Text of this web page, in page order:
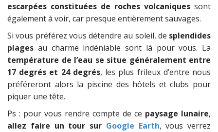
escarpées constituées de roches volcaniques sont
également à voir, car presque entièrement sauvages.
Si vous préférez vous détendre au soleil, de splendides
plages au charme indéniable sont là pour vous. La
température de l’eau se situe généralement entre
17 degrés et 24 degrés, les plus frileux d’entre nous
préféreront alors la piscine des hôtels et clubs pour
piquer une tête.
Ps : pour vous rendre compte de ce paysage lunaire,
allez faire un tour sur Google Earth, vous verrez